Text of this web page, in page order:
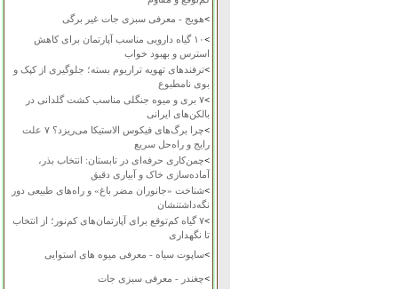
>هویج - معرفی سبزی جات غیر برگی
>
۱۰ گیاه دارویی مناسب آپارتمان برای کاهش
استرس و بهبود خواب
>ترفندهای تهویه تراریوم بسته؛ جلوگیری از کپک و
بوی نامطبوع
>
۷ بری و میوه جنگلی مناسب کشت گلدانی در
بالکن‌های ایرانی
>
چرا برگ‌های فیکوس الاستیکا می‌ریزد؟ ۷ علت
رایج و راه‌حل سریع
>چمن‌کاری حرفه‌ای در تابستان: انتخاب بذر،
آماده‌سازی خاک و آبیاری دقیق
>شناخت «جانوران مضر باغ» و راه‌های طبیعی دور
نگه‌داشتنشان
>
۷ گیاه کم‌توقع برای آپارتمان‌های کم‌نور؛ از انتخاب
تا نگهداری
>ساپوت سیاه - معرفی میوه های استوایی
>چغندر - معرفی سبزی جات